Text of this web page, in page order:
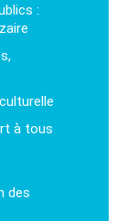
:
à tous
des